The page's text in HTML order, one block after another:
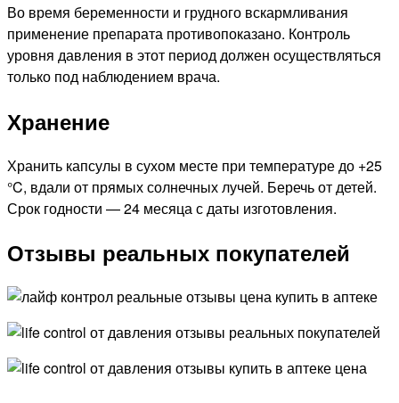
Во время беременности и грудного вскармливания
применение препарата противопоказано. Контроль
уровня давления в этот период должен осуществляться
только под наблюдением врача.
Хранение
Хранить капсулы в сухом месте при температуре до +25
°C, вдали от прямых солнечных лучей. Беречь от детей.
Срок годности — 24 месяца с даты изготовления.
Отзывы реальных покупателей